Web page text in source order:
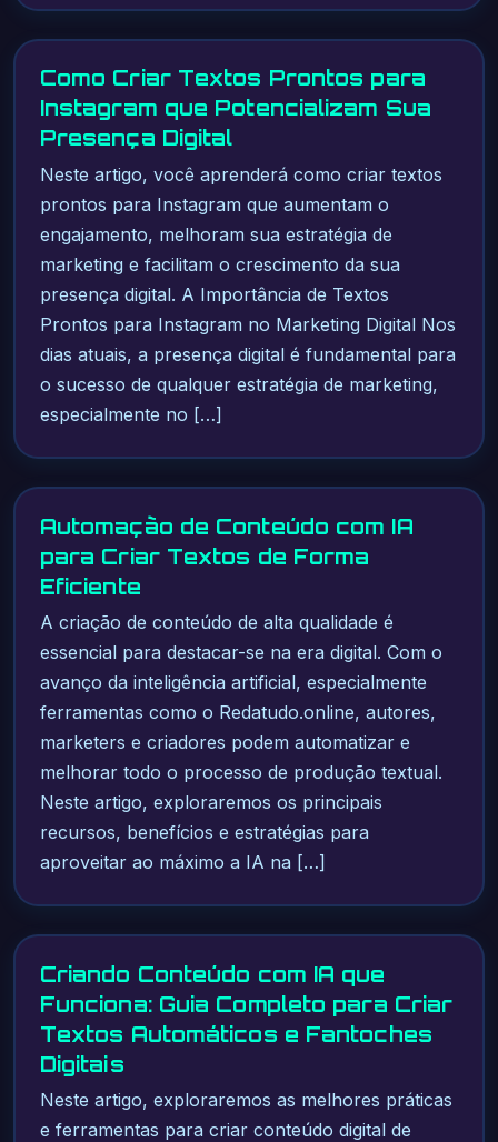
Como Criar Textos Prontos para
Instagram que Potencializam Sua
Presença Digital
Neste artigo, você aprenderá como criar textos
prontos para Instagram que aumentam o
engajamento, melhoram sua estratégia de
marketing e facilitam o crescimento da sua
presença digital. A Importância de Textos
Prontos para Instagram no Marketing Digital Nos
dias atuais, a presença digital é fundamental para
o sucesso de qualquer estratégia de marketing,
especialmente no […]
Automação de Conteúdo com IA
para Criar Textos de Forma
Eficiente
A criação de conteúdo de alta qualidade é
essencial para destacar-se na era digital. Com o
avanço da inteligência artificial, especialmente
ferramentas como o Redatudo.online, autores,
marketers e criadores podem automatizar e
melhorar todo o processo de produção textual.
Neste artigo, exploraremos os principais
recursos, benefícios e estratégias para
aproveitar ao máximo a IA na […]
Criando Conteúdo com IA que
Funciona: Guia Completo para Criar
Textos Automáticos e Fantoches
Digitais
Neste artigo, exploraremos as melhores práticas
e ferramentas para criar conteúdo digital de